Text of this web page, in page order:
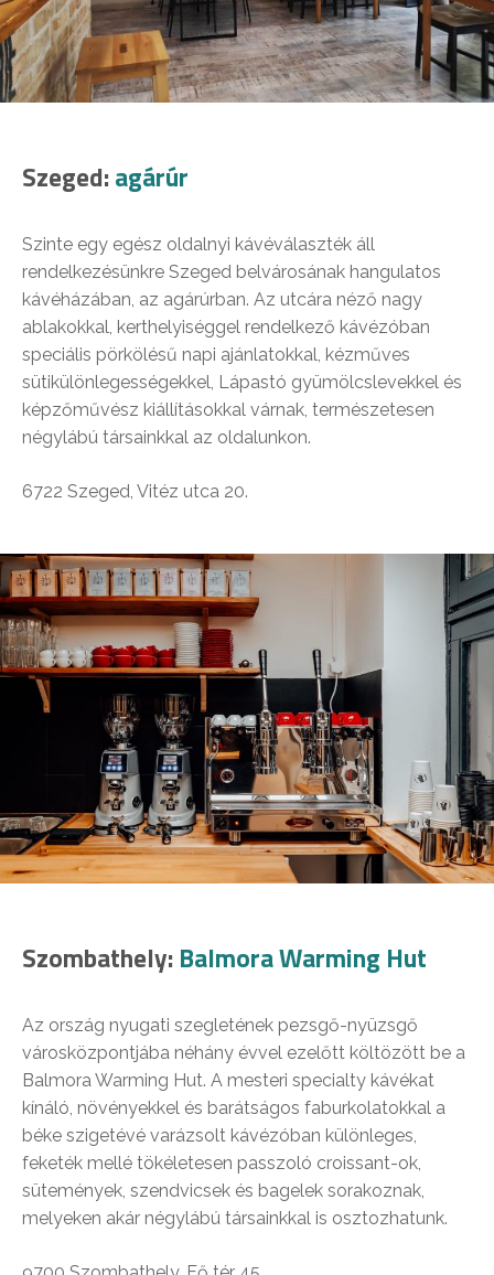
Szeged: agárúr
Szinte egy egész oldalnyi kávéválaszték áll
rendelkezésünkre Szeged belvárosának hangulatos
kávéházában, az agárúrban. Az utcára néző nagy
ablakokkal, kerthelyiséggel rendelkező kávézóban
speciális pörkölésű napi ajánlatokkal, kézműves
sütikülönlegességekkel, Lápastó gyümölcslevekkel és
képzőművész kiállításokkal várnak, természetesen
négylábú társainkkal az oldalunkon.
6722 Szeged, Vitéz utca 20.
Szombathely: Balmora Warming Hut
Az ország nyugati szegletének pezsgő-nyüzsgő
városközpontjába néhány évvel ezelőtt költözött be a
Balmora Warming Hut. A mesteri specialty kávékat
kínáló, növényekkel és barátságos faburkolatokkal a
béke szigetévé varázsolt kávézóban különleges,
feketék mellé tökéletesen passzoló croissant-ok,
sütemények, szendvicsek és bagelek sorakoznak,
melyeken akár négylábú társainkkal is osztozhatunk.